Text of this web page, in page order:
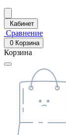
Кабинет
Сравнение
0 Корзина
Корзина